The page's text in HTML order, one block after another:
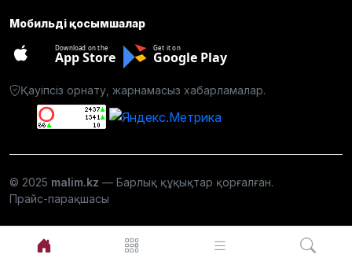
Мобильді қосымшалар
Download on the
App Store
Get it on
Google Play
Қауіпсіз орнату, жарнамасыз хабарламалар.
© 2025 malim.kz — Барлық құқықтар қорғалған.
Прайс-парақшасы